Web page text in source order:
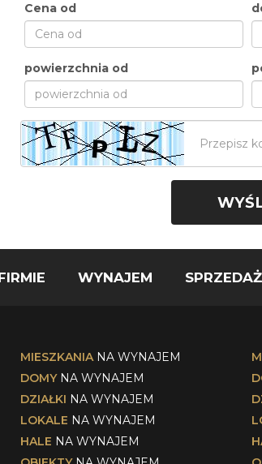
Cena od
powierzchnia od
WYNAJEM SPRZEDAŻ
MIESZKANIANA WYNAJEM
DOMYNA WYNAJEM
DZIAŁKI NA WYNAJEM
LOKALE NA WYNAJEM
HALE NA WYNAJEM